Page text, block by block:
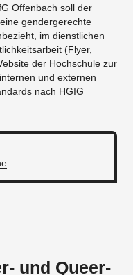
Offenbach soll der
gendergerechte
im dienstlichen
(Flyer,
der Hochschule zur
und externen
nach HGIG
und Queer-